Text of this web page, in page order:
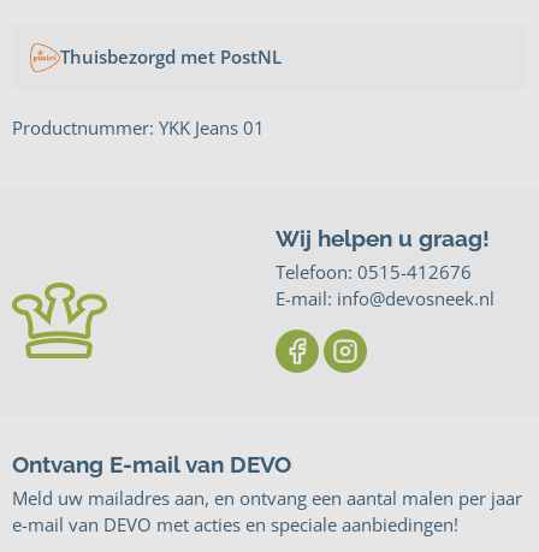
Thuisbezorgd met PostNL
Productnummer: YKK Jeans 01
Wij helpen u graag!
Telefoon:0515-412676
E-mail: info@devosneek.nl
Ontvang E-mail van DEVO
Meld uw mailadres aan, en ontvang een aantal malen per jaar
e-mail van DEVO met acties en speciale aanbiedingen!